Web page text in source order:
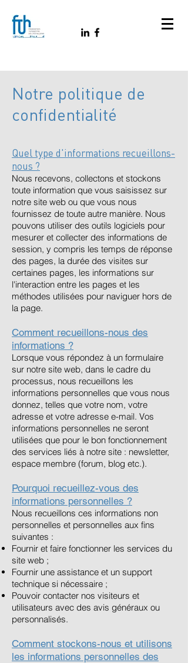
Notre politique de
confidentialité
Quel type d'informations recueillons-
nous ?
Nous recevons, collectons et stockons
toute information que vous saisissez sur
notre site web ou que vous nous
fournissez de toute autre manière. Nous
pouvons utiliser des outils logiciels pour
mesurer et collecter des informations de
session, y compris les temps de réponse
des pages, la durée des visites sur
certaines pages, les informations sur
l'interaction entre les pages et les
méthodes utilisées pour naviguer hors de
la page.
Comment recueillons-nous des
informations ?
Lorsque vous répondez à un formulaire
sur notre site web, dans le cadre du
processus, nous recueillons les
informations personnelles que vous nous
donnez, telles que votre nom, votre
adresse et votre adresse e-mail. Vos
informations personnelles ne seront
utilisées que pour le bon fonctionnement
des services liés à notre site : newsletter,
espace membre (forum, blog etc.).
Pourquoi recueillez-vous des
informations personnelles ?
Nous recueillons ces informations non
personnelles et personnelles aux fins
suivantes :
Fournir et faire fonctionner les services du
site web ;
Fournir une assistance et un support
technique si nécessaire ;
Pouvoir contacter nos visiteurs et
utilisateurs avec des avis généraux ou
personnalisés.
Comment stockons-nous et utilisons
les informations personnelles des